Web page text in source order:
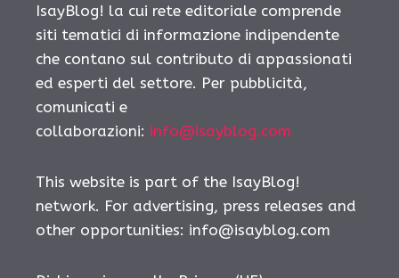
IsayBlog! la cui rete editoriale comprende
siti tematici di informazione indipendente
che contano sul contributo di appassionati
ed esperti del settore. Per pubblicità,
comunicati e
collaborazioni: info@isayblog.com
This website is part of the IsayBlog!
network. For advertising, press releases and
other opportunities: info@isayblog.com